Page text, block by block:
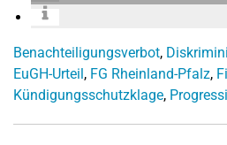
Benachteiligungsverbot,
EuGH-Urteil, FG Rheinland-Pfalz,
Kündigungsschutzklage,